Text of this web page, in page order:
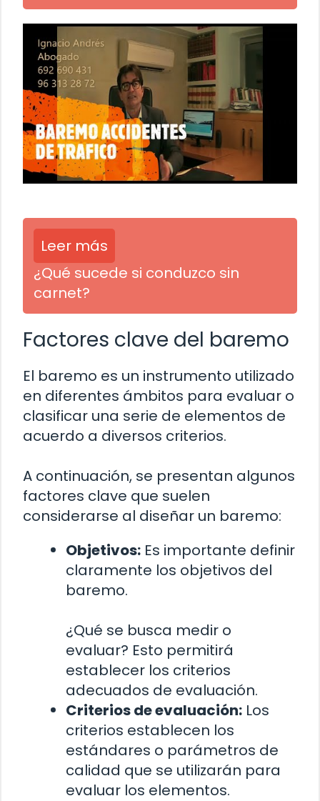
Leer más
¿Qué sucede si conduzco sin
carnet?
Factores clave del baremo
El baremo es un instrumento utilizado
en diferentes ámbitos para evaluar o
clasificar una serie de elementos de
acuerdo a diversos criterios.
A continuación, se presentan algunos
factores clave que suelen
considerarse al diseñar un baremo:
Objetivos: Es importante definir
claramente los objetivos del
baremo.
¿Qué se busca medir o
evaluar? Esto permitirá
establecer los criterios
adecuados de evaluación.
Criterios de evaluación: Los
criterios establecen los
estándares o parámetros de
calidad que se utilizarán para
evaluar los elementos.